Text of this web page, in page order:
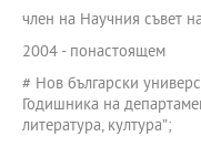
член на Научния съвет
2004 - понастоящем
# Нов български
Годишника на
литература, култура”;